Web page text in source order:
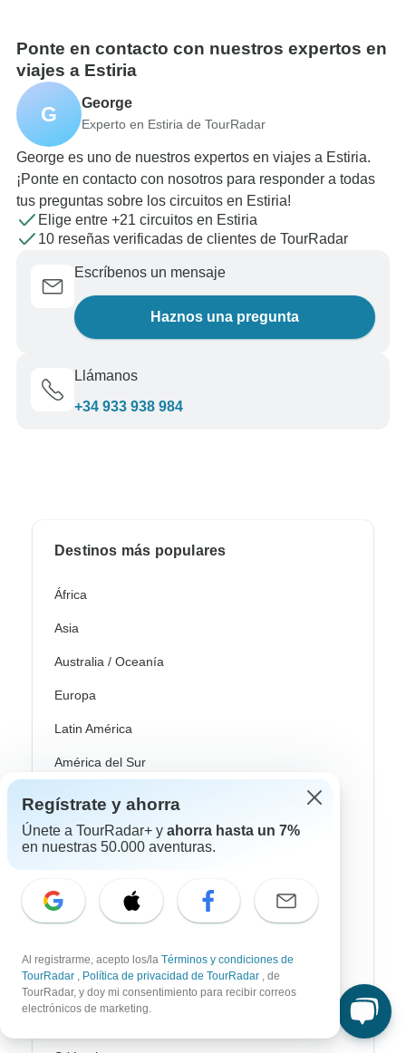
Ponte en contacto con nuestros expertos en
viajes a Estiria
G George
Experto en Estiria de TourRadar
George es uno de nuestros expertos en viajes a Estiria.
¡Ponte en contacto con nosotros para responder a todas
tus preguntas sobre los circuitos en Estiria!
Elige entre +21 circuitos en Estiria
10 reseñas verificadas de clientes de TourRadar
Escríbenos un mensaje
Haznos una pregunta
Llámanos
+34 933 938 984
Destinos más populares
África
Asia
Australia / Oceanía
Europa
Latin América
América del Sur
Egipto
Marruecos
Bali
India
Japón
Regístrate y ahorra
Únete a TourRadar+ y ahorra hasta un 7%
en nuestras 50.000 aventuras.
Al registrarme, acepto los/la Términos y condiciones de
TourRadar , Política de privacidad de TourRadar , de
TourRadar, y doy mi consentimiento para recibir correos
electrónicos de marketing.